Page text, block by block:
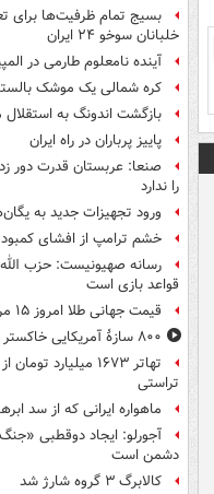
بسیج تمام ظرفیت‌ها برای
خلبانان سوخو ۲۴ ایران
آینده نامعلوم طارمی در
کره شمالی یک موشک
بازگشت اندونگ به
پاییز پرباران در راه ایران
صنعا: عربستان قدرت دور
را ندارد
ورود تجهیزات جدید به
خشم ترامپ از افشای
رسانه صهیونیست: حزب
قواعد بازی است
قیمت جهانی طلا امروز ۱۵ مرداد
۸۰۰ سازۀ آمریکایی خاکستر شد
تهاتر ۱۶۷۳ میلیارد
تراستی
ماهواره ایرانی که از سد
آجورلو: ایجاد دوقطبی
دشمن است
کالابرگ ۳ گروه شارژ شد